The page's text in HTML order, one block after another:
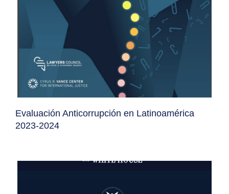
Evaluación Anticorrupción en Latinoamérica
2023-2024